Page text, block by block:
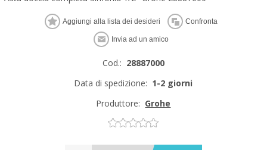
Cod.: 28887000
Data di spedizione: 1-2 giorni
Produttore: Grohe